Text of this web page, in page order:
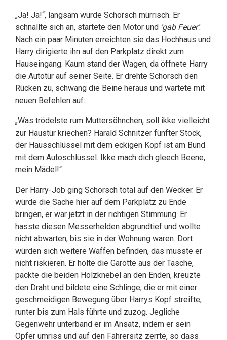
„Ja! Ja!“, langsam wurde Schorsch mürrisch. Er
schnallte sich an, startete den Motor und ‘gab Feuer’.
Nach ein paar Minuten erreichten sie das Hochhaus und
Harry dirigierte ihn auf den Parkplatz direkt zum
Hauseingang. Kaum stand der Wagen, da öffnete Harry
die Autotür auf seiner Seite. Er drehte Schorsch den
Rücken zu, schwang die Beine heraus und wartete mit
neuen Befehlen auf:
„Was trödelste rum Muttersöhnchen, soll ikke vielleicht
zur Haustür kriechen? Harald Schnitzer fünfter Stock,
der Hausschlüssel mit dem eckigen Kopf ist am Bund
mit dem Autoschlüssel. Ikke mach dich gleech Beene,
mein Mädel!“
Der Harry-Job ging Schorsch total auf den Wecker. Er
würde die Sache hier auf dem Parkplatz zu Ende
bringen, er war jetzt in der richtigen Stimmung. Er
hasste diesen Messerhelden abgrundtief und wollte
nicht abwarten, bis sie in der Wohnung waren. Dort
würden sich weitere Waffen befinden, das musste er
nicht riskieren. Er holte die Garotte aus der Tasche,
packte die beiden Holzknebel an den Enden, kreuzte
den Draht und bildete eine Schlinge, die er mit einer
geschmeidigen Bewegung über Harrys Kopf streifte,
runter bis zum Hals führte und zuzog. Jegliche
Gegenwehr unterband er im Ansatz, indem er sein
Opfer umriss und auf den Fahrersitz zerrte, so dass